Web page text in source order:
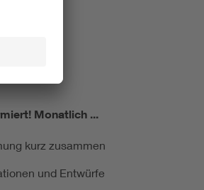
Monatlich ...
kurz zusammen
und Entwürfe